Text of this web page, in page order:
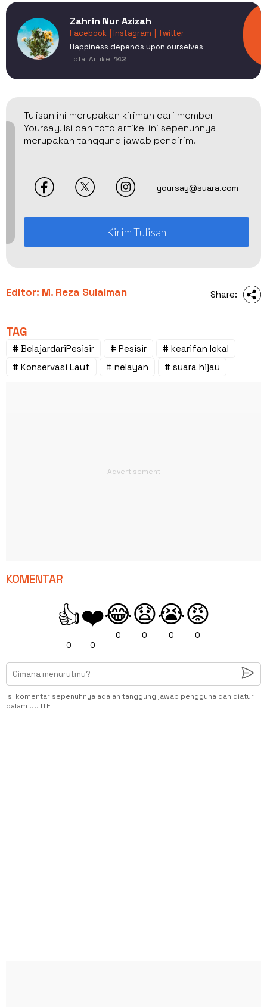
Zahrin Nur Azizah
Facebook | Instagram
| Twitter
Happiness depends upon ourselves
Total Artikel 142
Tulisan ini merupakan kiriman dari member
Yoursay. Isi dan foto artikel ini sepenuhnya
merupakan tanggung jawab pengirim.
yoursay@suara.com
Kirim Tulisan
Editor: M. Reza Sulaiman Share:
TAG
# BelajardariPesisir # Pesisir
# kearifan lokal
# Konservasi Laut
# nelayan # suara hijau
KOMENTAR
👍
0
❤️
0
😂
0
😧
0
😭
0
😡
0
Isi komentar sepenuhnya adalah tanggung jawab pengguna dan diatur
dalam UU ITE